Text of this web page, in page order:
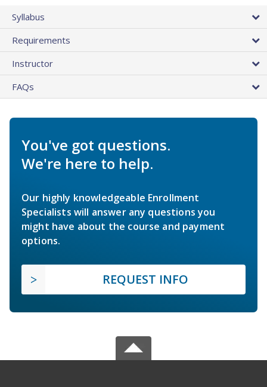
Syllabus
Requirements
Instructor
FAQs
You've got questions.
We're here to help.
Our highly knowledgeable Enrollment
Specialists will answer any questions you
might have about the course and payment
options.
REQUEST INFO